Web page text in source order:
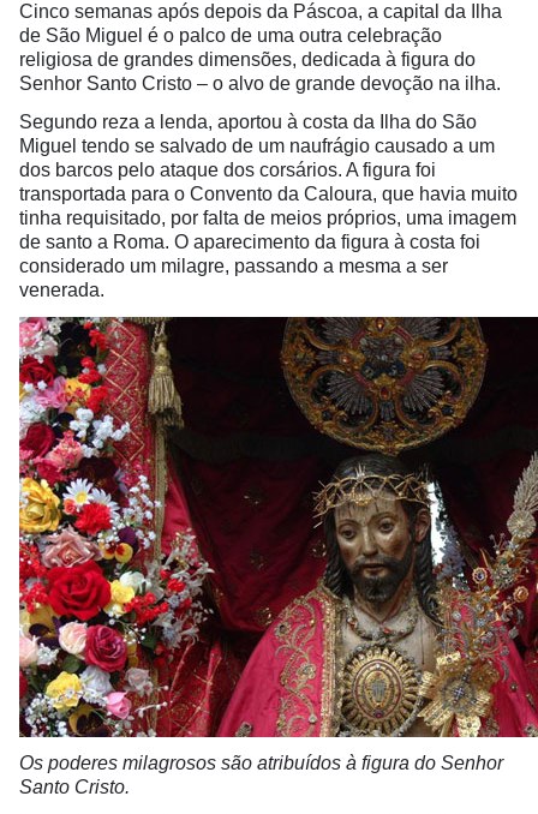
Cinco semanas após depois da Páscoa, a capital da Ilha
de São Miguel é o palco de uma outra celebração
religiosa de grandes dimensões, dedicada à figura do
Senhor Santo Cristo – o alvo de grande devoção na ilha.
Segundo reza a lenda, aportou à costa da Ilha do São
Miguel tendo se salvado de um naufrágio causado a um
dos barcos pelo ataque dos corsários. A figura foi
transportada para o Convento da Caloura, que havia muito
tinha requisitado, por falta de meios próprios, uma imagem
de santo a Roma. O aparecimento da figura à costa foi
considerado um milagre, passando a mesma a ser
venerada.
Os poderes milagrosos são atribuídos à figura do Senhor
Santo Cristo.